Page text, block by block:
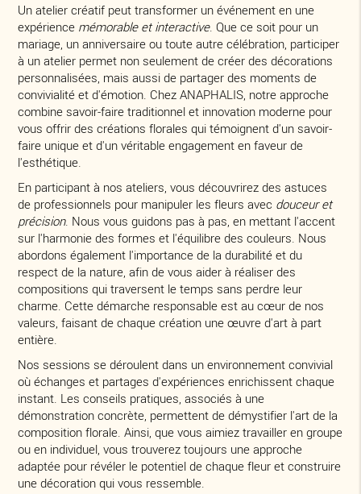
Un atelier créatif peut transformer un événement en une
expérience mémorable et interactive. Que ce soit pour un
mariage, un anniversaire ou toute autre célébration, participer
à un atelier permet non seulement de créer des décorations
personnalisées, mais aussi de partager des moments de
convivialité et d'émotion. Chez ANAPHALIS, notre approche
combine savoir-faire traditionnel et innovation moderne pour
vous offrir des créations florales qui témoignent d'un savoir-
faire unique et d'un véritable engagement en faveur de
l'esthétique.
En participant à nos ateliers, vous découvrirez des astuces
de professionnels pour manipuler les fleurs avec douceur et
précision. Nous vous guidons pas à pas, en mettant l'accent
sur l'harmonie des formes et l'équilibre des couleurs. Nous
abordons également l'importance de la durabilité et du
respect de la nature, afin de vous aider à réaliser des
compositions qui traversent le temps sans perdre leur
charme. Cette démarche responsable est au cœur de nos
valeurs, faisant de chaque création une œuvre d'art à part
entière.
Nos sessions se déroulent dans un environnement convivial
où échanges et partages d'expériences enrichissent chaque
instant. Les conseils pratiques, associés à une
démonstration concrète, permettent de démystifier l'art de la
composition florale. Ainsi, que vous aimiez travailler en groupe
ou en individuel, vous trouverez toujours une approche
adaptée pour révéler le potentiel de chaque fleur et construire
une décoration qui vous ressemble.